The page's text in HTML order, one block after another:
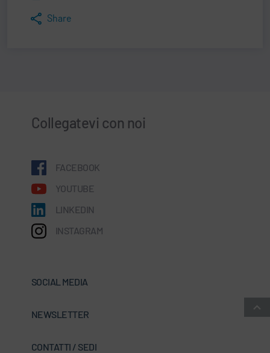
Share
Collegatevi con noi
FACEBOOK
YOUTUBE
LINKEDIN
INSTAGRAM
SOCIAL MEDIA
NEWSLETTER
CONTATTI / SEDI